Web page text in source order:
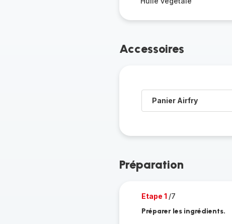
Accessoires
Panier Airfry
Préparation
Etape 1 /7
Préparer les ingrédients.